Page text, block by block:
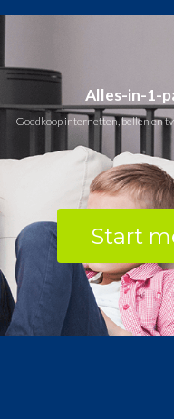
Alles-in-1-
Goedkoop internetten, bellen en
Start